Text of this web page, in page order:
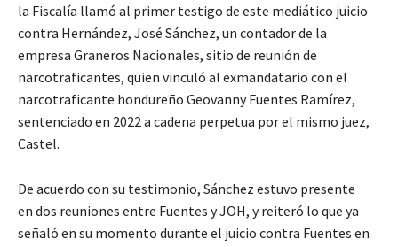
la Fiscalía llamó al primer testigo de este mediático juicio
contra Hernández, José Sánchez, un contador de la
empresa Graneros Nacionales, sitio de reunión de
narcotraficantes, quien vinculó al exmandatario con el
narcotraficante hondureño Geovanny Fuentes Ramírez,
sentenciado en 2022 a cadena perpetua por el mismo juez,
Castel.
De acuerdo con su testimonio, Sánchez estuvo presente
en dos reuniones entre Fuentes y JOH, y reiteró lo que ya
señaló en su momento durante el juicio contra Fuentes en